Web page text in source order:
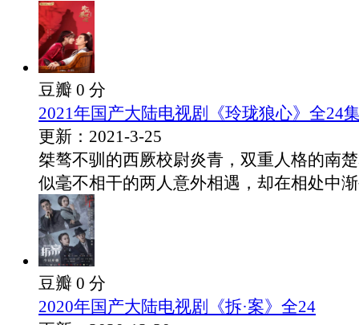
豆瓣 0 分
2021年国产大陆电视剧《玲珑狼心》全24
更新：2021-3-25
桀骜不驯的西厥校尉炎青，双重人格的南
似毫不相干的两人意外相遇，却在相处中
豆瓣 0 分
2020年国产大陆电视剧《拆·案》全24